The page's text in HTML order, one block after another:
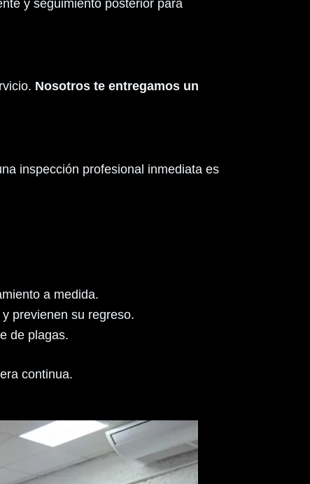
y seguimiento posterior para
Nosotros te entregamos un
inspección profesional inmediata es
a medida.
previenen su regreso.
de plagas.
continua.